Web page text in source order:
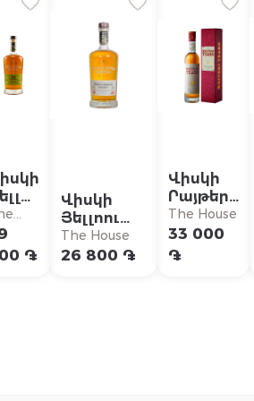
֏
Վիսկի
Յելլոու
Ռոուզ
Ամերիկան
The House
26 800 ֏
Վիսկի
Րայթերս
Թիըրս
Ռեդ Հեդ
The House
33 000
֏